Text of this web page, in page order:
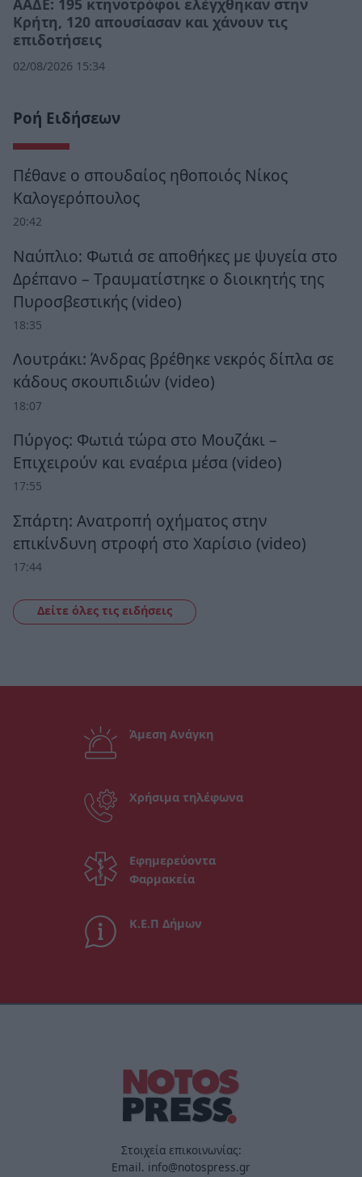
Κρήτη, 120 απουσίασαν και χάνουν τις
επιδοτήσεις
02/08/2026 15:34
Ροή Ειδήσεων
Πέθανε ο σπουδαίος ηθοποιός Νίκος
Καλογερόπουλος
20:42
Ναύπλιο: Φωτιά σε αποθήκες με ψυγεία στο
Δρέπανο – Τραυματίστηκε ο διοικητής της
Πυροσβεστικής (video)
18:35
Λουτράκι: Άνδρας βρέθηκε νεκρός δίπλα σε
κάδους σκουπιδιών (video)
18:07
Πύργος: Φωτιά τώρα στο Μουζάκι –
Επιχειρούν και εναέρια μέσα (video)
17:55
Σπάρτη: Ανατροπή οχήματος στην
επικίνδυνη στροφή στο Χαρίσιο (video)
17:44
Δείτε όλες τις ειδήσεις
Άμεση Ανάγκη
Χρήσιμα τηλέφωνα
Εφημερεύοντα
Φαρμακεία
Κ.Ε.Π Δήμων
Στοιχεία επικοινωνίας:
Email. info@notospress.gr